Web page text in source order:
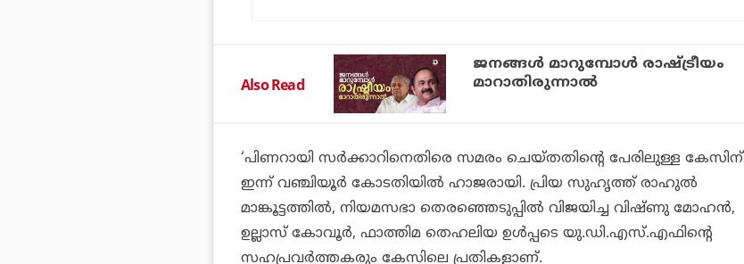
Also Read
ജനങ്ങൾ മാറുമ്പോൾ രാഷ്ട്രീയം
മാറാതിരുന്നാൽ
‘പിണറായി സര്‍ക്കാറിനെതിരെ സമരം ചെയ്തതിന്റെ പേരിലുള്ള കേസിന്
ഇന്ന് വഞ്ചിയൂര്‍ കോടതിയില്‍ ഹാജരായി. പ്രിയ സുഹൃത്ത് രാഹുല്‍
മാങ്കൂട്ടത്തില്‍, നിയമസഭാ തെരഞ്ഞെടുപ്പില്‍ വിജയിച്ച വിഷ്ണു മോഹന്‍,
ഉല്ലാസ് കോവൂര്‍, ഫാത്തിമ തെഹലിയ ഉള്‍പ്പടെ യു.ഡി.എസ്.എഫിന്റെ
സഹപ്രവര്‍ത്തകരും കേസിലെ പ്രതികളാണ്.